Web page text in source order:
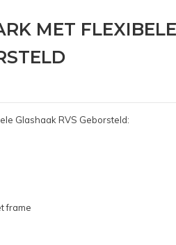
MET FLEXIBELE
Glashaak RVS Geborsteld:
frame